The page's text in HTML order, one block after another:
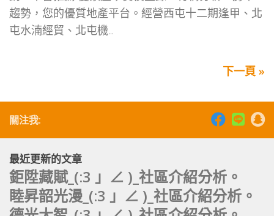
趨勢，您的優質地產平台。經營西屯十二期逢甲、北
屯水湳經貿、北屯機...
下一頁 »
關注我:
最近更新的文章
鉅陞藏賦_(:3 」∠ )_社區介紹分析。
睦昇韶光漫_(:3 」∠ )_社區介紹分析。